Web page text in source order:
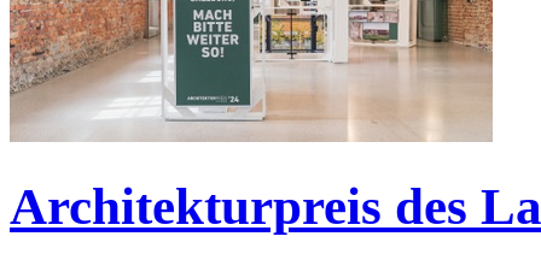
Architekturpreis des